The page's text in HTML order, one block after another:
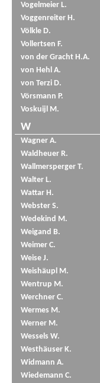
Vogelmeier L.
Voggenreiter H.
Völkle D.
Vollertsen F.
von der Gracht H.A.
von Hehl A.
von Terzi D.
Vörsmann P.
Voskuijl M.
W
Wagner A.
Waldheuer R.
Wallmersperger T.
Walter L.
Wattar H.
Webster S.
Wedekind M.
Weigand B.
Weimer C.
Weise J.
Weishäupl M.
Wentrup M.
Werchner C.
Wermes M.
Werner M.
Wessels W.
Westhäuser K.
Widmann A.
Wiedemann C.